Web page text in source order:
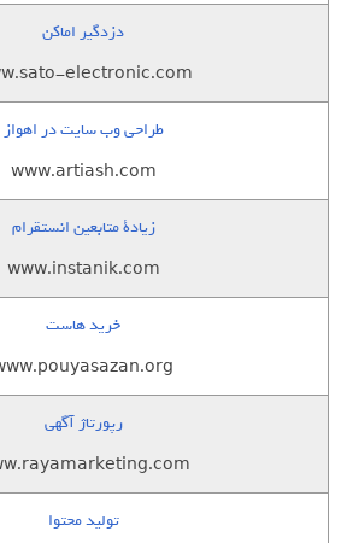
دزدگیر اماکن
electronic.com
طراحی وب سایت در اهواز
www.artiash.com
زيادة متابعين انستقرام
www.instanik.com
خرید هاست
رپورتاژ آگهی
تولید محتوا